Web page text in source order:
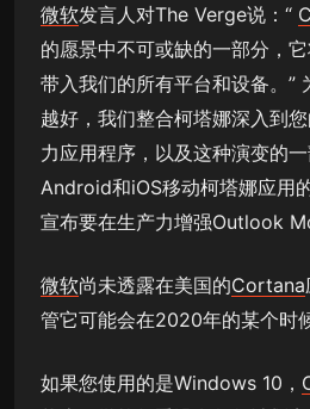
微软发言人对The Verge说：“
的愿景中不可或缺的一部分，
带入我们的所有平台和设备。”
越好，我们整合柯塔娜深入到
力应用程序，以及这种演变的
Android和iOS移动柯塔娜应用
宣布要在生产力增强Outlook
微软尚未透露在美国的Cortana
管它可能会在2020年的某个时
如果您使用的是Windows 10，